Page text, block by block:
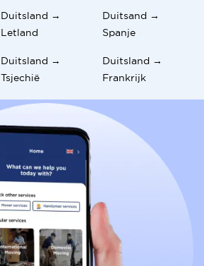
Duitsland →
Letland
Duitsand →
Spanje
Duitsland →
Tsjechië
Duitsland →
Frankrijk